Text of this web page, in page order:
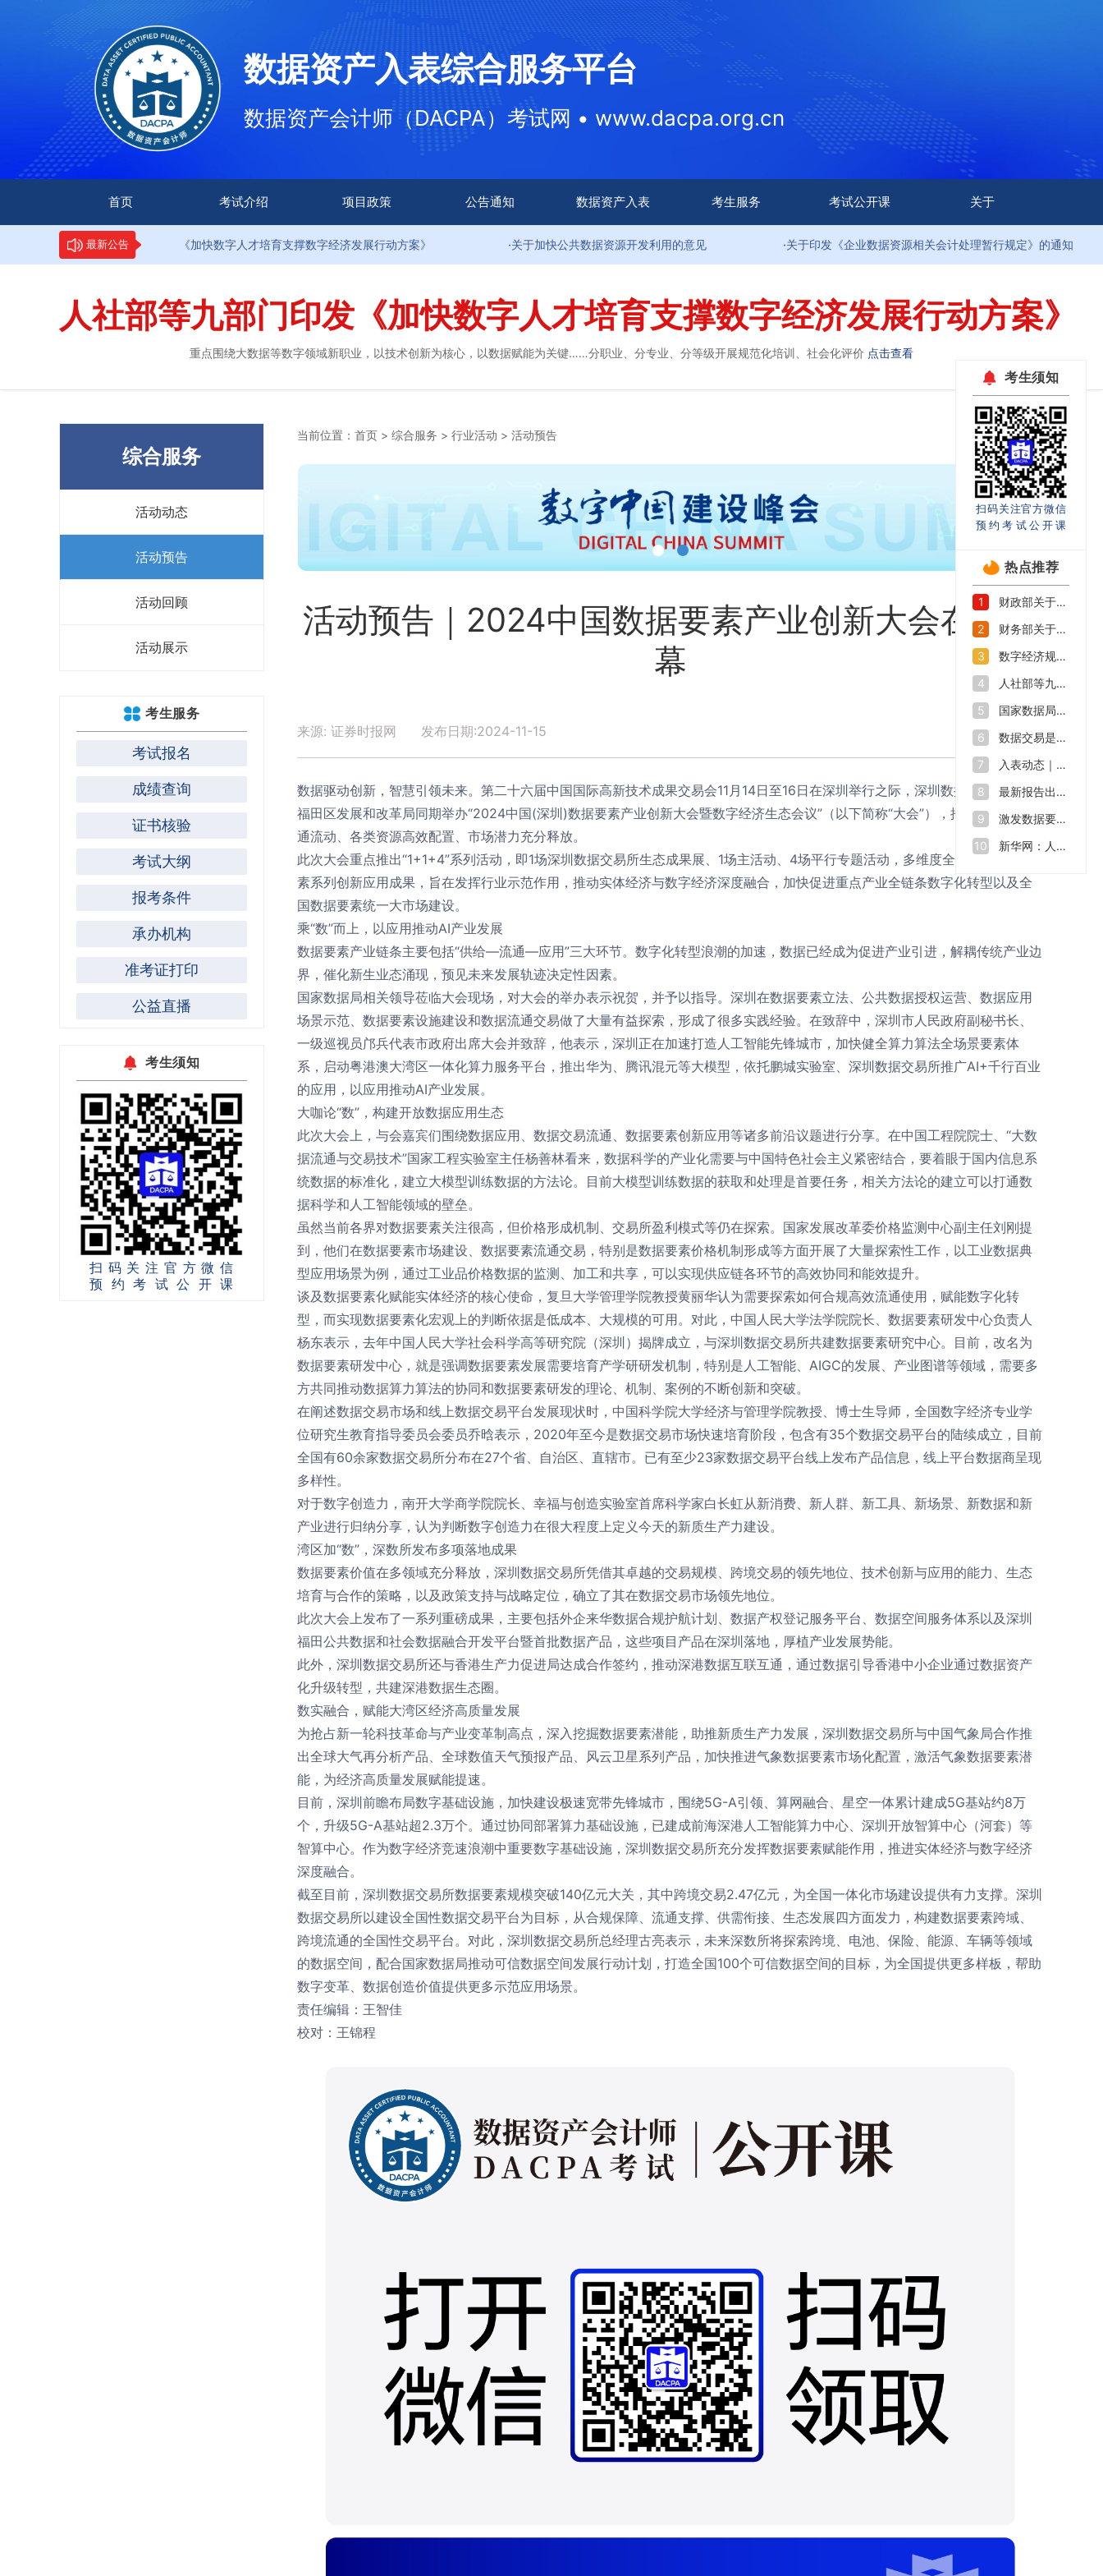
数据资产入表综合服务平台
数据资产会计师（DACPA）考试网 • www.dacpa.org.cn
首页 考试介绍 项目政策 公告通知 数据资产入表 考生服务 考试公开课 关于
最新公告
·9部门印发《加快数字人才培育支撑数字经济发展行动方案》 ·关于加快公共数据资源开发利用的意见 ·关于印发《企业数据资源相关会计处理暂行规定》的通知
人社部等九部门印发《加快数字人才培育支撑数字经济发展行动方案》
重点围绕大数据等数字领域新职业，以技术创新为核心，以数据赋能为关键……分职业、分专业、分等级开展规范化培训、社会化评价 点击查看
考生须知
扫码关注官方微信
预约考试公开课
热点推荐
1
财政部关于印发《企业数据资源相关会计处理暂行规定》的通知
2
财务部关于印发《关于加强数据资产管理的指导意见》的通知
3
数字经济规模持续扩大 如何抓好数字人才培养机遇期
4
人社部等九部门印发《加快数字人才培育支撑数字经济发展行动方案》
5
国家数据局等部门关于促进企业数据资源开发利用的意见
6
数据交易是什么？如何让“沉睡”的数据资源“活”起来
7
入表动态｜数据也能拿来融资 全球数源中心南沙启用
8
最新报告出炉！2023年我国数据生产总量达32.85ZB
9
激发数据要素价值 助力数字中国建设——第七届数字中国建设峰会开幕
10
新华网：人才缺口在2500万至3000万，中国数字人才培育行动方案出炉
综合服务
活动动态
活动预告
活动回顾
活动展示
考生服务
考试报名
成绩查询
证书核验
考试大纲
报考条件
承办机构
准考证打印
公益直播
考生须知
扫码关注官方微信
预约考试公开课
当前位置： 首页 > 综合服务 > 行业活动 > 活动预告
活动预告｜2024中国数据要素产业创新大会在深开
幕
来源: 证券时报网 发布日期:2024-11-15
数据驱动创新，智慧引领未来。第二十六届中国国际高新技术成果交易会11月14日至16日在深圳举行之际，深圳数据交易所联合
福田区发展和改革局同期举办“2024中国(深圳)数据要素产业创新大会暨数字经济生态会议”（以下简称“大会”），推动生产要素畅
通流动、各类资源高效配置、市场潜力充分释放。
此次大会重点推出“1+1+4”系列活动，即1场深圳数据交易所生态成果展、1场主活动、4场平行专题活动，多维度全面展示数据要
素系列创新应用成果，旨在发挥行业示范作用，推动实体经济与数字经济深度融合，加快促进重点产业全链条数字化转型以及全
国数据要素统一大市场建设。
乘“数”而上，以应用推动AI产业发展
数据要素产业链条主要包括“供给—流通—应用”三大环节。数字化转型浪潮的加速，数据已经成为促进产业引进，解耦传统产业边
界，催化新生业态涌现，预见未来发展轨迹决定性因素。
国家数据局相关领导莅临大会现场，对大会的举办表示祝贺，并予以指导。深圳在数据要素立法、公共数据授权运营、数据应用
场景示范、数据要素设施建设和数据流通交易做了大量有益探索，形成了很多实践经验。在致辞中，深圳市人民政府副秘书长、
一级巡视员邝兵代表市政府出席大会并致辞，他表示，深圳正在加速打造人工智能先锋城市，加快健全算力算法全场景要素体
系，启动粤港澳大湾区一体化算力服务平台，推出华为、腾讯混元等大模型，依托鹏城实验室、深圳数据交易所推广AI+千行百业
的应用，以应用推动AI产业发展。
大咖论“数”，构建开放数据应用生态
此次大会上，与会嘉宾们围绕数据应用、数据交易流通、数据要素创新应用等诸多前沿议题进行分享。在中国工程院院士、“大数
据流通与交易技术”国家工程实验室主任杨善林看来，数据科学的产业化需要与中国特色社会主义紧密结合，要着眼于国内信息系
统数据的标准化，建立大模型训练数据的方法论。目前大模型训练数据的获取和处理是首要任务，相关方法论的建立可以打通数
据科学和人工智能领域的壁垒。
虽然当前各界对数据要素关注很高，但价格形成机制、交易所盈利模式等仍在探索。国家发展改革委价格监测中心副主任刘刚提
到，他们在数据要素市场建设、数据要素流通交易，特别是数据要素价格机制形成等方面开展了大量探索性工作，以工业数据典
型应用场景为例，通过工业品价格数据的监测、加工和共享，可以实现供应链各环节的高效协同和能效提升。
谈及数据要素化赋能实体经济的核心使命，复旦大学管理学院教授黄丽华认为需要探索如何合规高效流通使用，赋能数字化转
型，而实现数据要素化宏观上的判断依据是低成本、大规模的可用。对此，中国人民大学法学院院长、数据要素研发中心负责人
杨东表示，去年中国人民大学社会科学高等研究院（深圳）揭牌成立，与深圳数据交易所共建数据要素研究中心。目前，改名为
数据要素研发中心，就是强调数据要素发展需要培育产学研研发机制，特别是人工智能、AIGC的发展、产业图谱等领域，需要多
方共同推动数据算力算法的协同和数据要素研发的理论、机制、案例的不断创新和突破。
在阐述数据交易市场和线上数据交易平台发展现状时，中国科学院大学经济与管理学院教授、博士生导师，全国数字经济专业学
位研究生教育指导委员会委员乔晗表示，2020年至今是数据交易市场快速培育阶段，包含有35个数据交易平台的陆续成立，目前
全国有60余家数据交易所分布在27个省、自治区、直辖市。已有至少23家数据交易平台线上发布产品信息，线上平台数据商呈现
多样性。
对于数字创造力，南开大学商学院院长、幸福与创造实验室首席科学家白长虹从新消费、新人群、新工具、新场景、新数据和新
产业进行归纳分享，认为判断数字创造力在很大程度上定义今天的新质生产力建设。
湾区加“数”，深数所发布多项落地成果
数据要素价值在多领域充分释放，深圳数据交易所凭借其卓越的交易规模、跨境交易的领先地位、技术创新与应用的能力、生态
培育与合作的策略，以及政策支持与战略定位，确立了其在数据交易市场领先地位。
此次大会上发布了一系列重磅成果，主要包括外企来华数据合规护航计划、数据产权登记服务平台、数据空间服务体系以及深圳
福田公共数据和社会数据融合开发平台暨首批数据产品，这些项目产品在深圳落地，厚植产业发展势能。
此外，深圳数据交易所还与香港生产力促进局达成合作签约，推动深港数据互联互通，通过数据引导香港中小企业通过数据资产
化升级转型，共建深港数据生态圈。
数实融合，赋能大湾区经济高质量发展
为抢占新一轮科技革命与产业变革制高点，深入挖掘数据要素潜能，助推新质生产力发展，深圳数据交易所与中国气象局合作推
出全球大气再分析产品、全球数值天气预报产品、风云卫星系列产品，加快推进气象数据要素市场化配置，激活气象数据要素潜
能，为经济高质量发展赋能提速。
目前，深圳前瞻布局数字基础设施，加快建设极速宽带先锋城市，围绕5G-A引领、算网融合、星空一体累计建成5G基站约8万
个，升级5G-A基站超2.3万个。通过协同部署算力基础设施，已建成前海深港人工智能算力中心、深圳开放智算中心（河套）等
智算中心。作为数字经济竞速浪潮中重要数字基础设施，深圳数据交易所充分发挥数据要素赋能作用，推进实体经济与数字经济
深度融合。
截至目前，深圳数据交易所数据要素规模突破140亿元大关，其中跨境交易2.47亿元，为全国一体化市场建设提供有力支撑。深圳
数据交易所以建设全国性数据交易平台为目标，从合规保障、流通支撑、供需衔接、生态发展四方面发力，构建数据要素跨域、
跨境流通的全国性交易平台。对此，深圳数据交易所总经理古亮表示，未来深数所将探索跨境、电池、保险、能源、车辆等领域
的数据空间，配合国家数据局推动可信数据空间发展行动计划，打造全国100个可信数据空间的目标，为全国提供更多样板，帮助
数字变革、数据创造价值提供更多示范应用场景。
责任编辑：王智佳
校对：王锦程